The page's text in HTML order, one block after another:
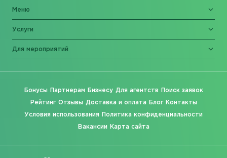
Меню
Услуги
Для мероприятий
Бонусы Партнерам Бизнесу Для агентств Поиск заявок
Рейтинг Отзывы Доставка и оплата Блог Контакты
Условия использования Политика конфиденциальности
Вакансии Карта сайта